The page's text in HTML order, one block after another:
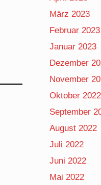
März 2023
Februar 2023
Januar 2023
Dezember
November
Oktober 2022
September
August 2022
Juli 2022
Juni 2022
Mai 2022